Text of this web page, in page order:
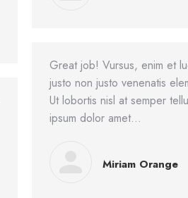
Great job! Vursus, enim et
justo non justo venenatis
Ut lobortis nisl at semper
ipsum dolor amet…
Miriam Orange